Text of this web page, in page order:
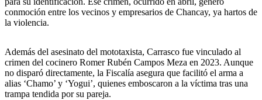
conmoción entre los vecinos y empresarios de Chancay, ya hartos de
la violencia.
Además del asesinato del mototaxista, Carrasco fue vinculado al
crimen del cocinero Romer Rubén Campos Meza en 2023. Aunque
no disparó directamente, la Fiscalía asegura que facilitó el arma a
alias ‘Chamo’ y ‘Yogui’, quienes emboscaron a la víctima tras una
trampa tendida por su pareja.